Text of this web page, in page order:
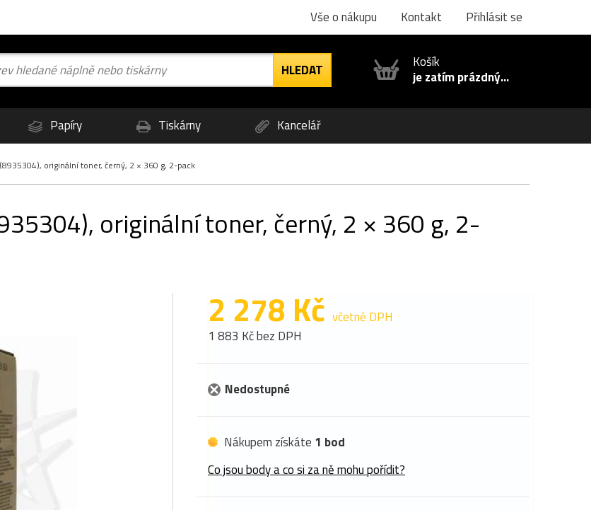
Vše o nákupu Kontakt Přihlásit se
Košík
je zatím prázdný...
Papíry Tiskárny Kancelář
originální toner, černý, 2 × 360 g, 2-pack
originální toner, černý, 2 × 360 g, 2-
2 278 Kč včetně DPH
1 883 Kč bez DPH
Nedostupné
Nákupem získáte 1 bod
Co jsou body a co si za ně mohu pořídit?